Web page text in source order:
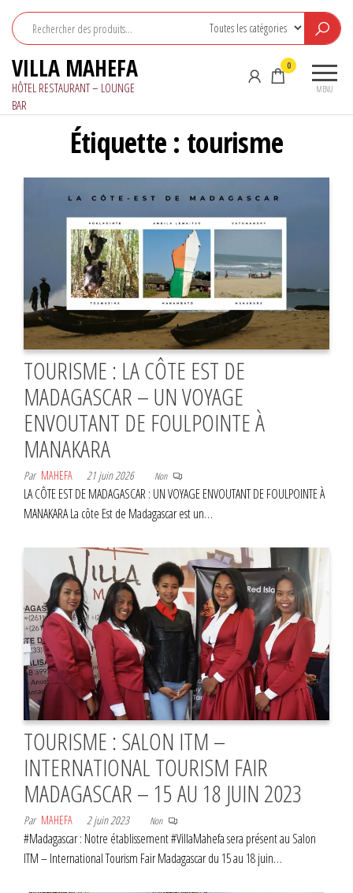
contenu
VILLA MAHEFA
HÔTEL RESTAURANT – LOUNGE
BAR
MENU
0
Étiquette : tourisme
TOURISME : LA CÔTE EST DE
MADAGASCAR – UN VOYAGE
ENVOUTANT DE FOULPOINTE À
MANAKARA
Par MAHEFA 21 juin 2026 Non
LA CÔTE EST DE MADAGASCAR : UN VOYAGE ENVOUTANT DE FOULPOINTE À
MANAKARA La côte Est de Madagascar est un…
TOURISME : SALON ITM –
INTERNATIONAL TOURISM FAIR
MADAGASCAR – 15 AU 18 JUIN 2023
Par MAHEFA 2 juin 2023 Non
#Madagascar : Notre établissement #VillaMahefa sera présent au Salon
ITM – International Tourism Fair Madagascar du 15 au 18 juin…